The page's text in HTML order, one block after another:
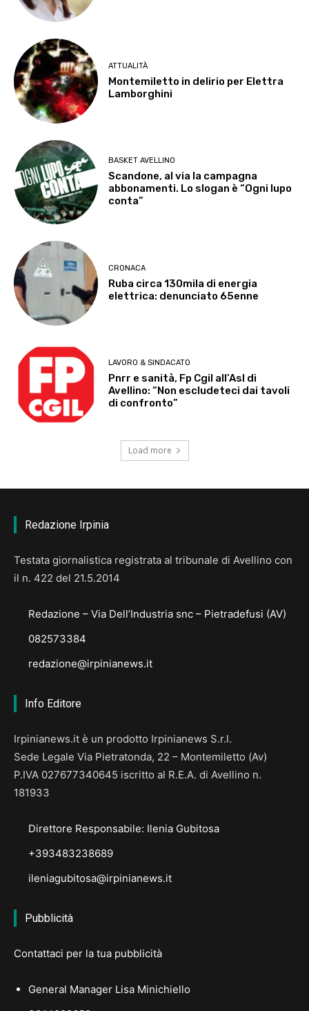
ATTUALITÀ
Montemiletto in delirio per Elettra
Lamborghini
BASKET AVELLINO
Scandone, al via la campagna
abbonamenti. Lo slogan è “Ogni lupo
conta”
CRONACA
Ruba circa 130mila di energia
elettrica: denunciato 65enne
LAVORO & SINDACATO
Pnrr e sanità, Fp Cgil all’Asl di
Avellino: “Non escludeteci dai tavoli
di confronto”
Load more
Redazione Irpinia
Testata giornalistica registrata al tribunale di Avellino con
il n. 422 del 21.5.2014
Redazione – Via Dell’Industria snc – Pietradefusi (AV)
082573384
redazione@irpinianews.it
Info Editore
Irpinianews.it è un prodotto Irpinianews S.r.l.
Sede Legale Via Pietratonda, 22 – Montemiletto (Av)
P.IVA 027677340645 iscritto al R.E.A. di Avellino n.
181933
Direttore Responsabile: Ilenia Gubitosa
+393483238689
ileniagubitosa@irpinianews.it
Pubblicità
Contattaci per la tua pubblicità
General Manager Lisa Minichiello